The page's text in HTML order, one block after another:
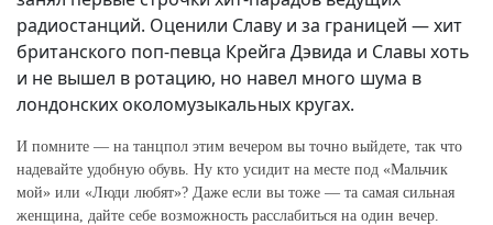
радиостанций. Оценили Славу и за границей — хит
британского поп-певца Крейга Дэвида и Славы хоть
и не вышел в ротацию, но навел много шума в
лондонских околомузыкальных кругах.
И помните — на танцпол этим вечером вы точно выйдете, так что
надевайте удобную обувь. Ну кто усидит на месте под «Мальчик
мой» или «Люди любят»? Даже если вы тоже — та самая сильная
женщина, дайте себе возможность расслабиться на один вечер.